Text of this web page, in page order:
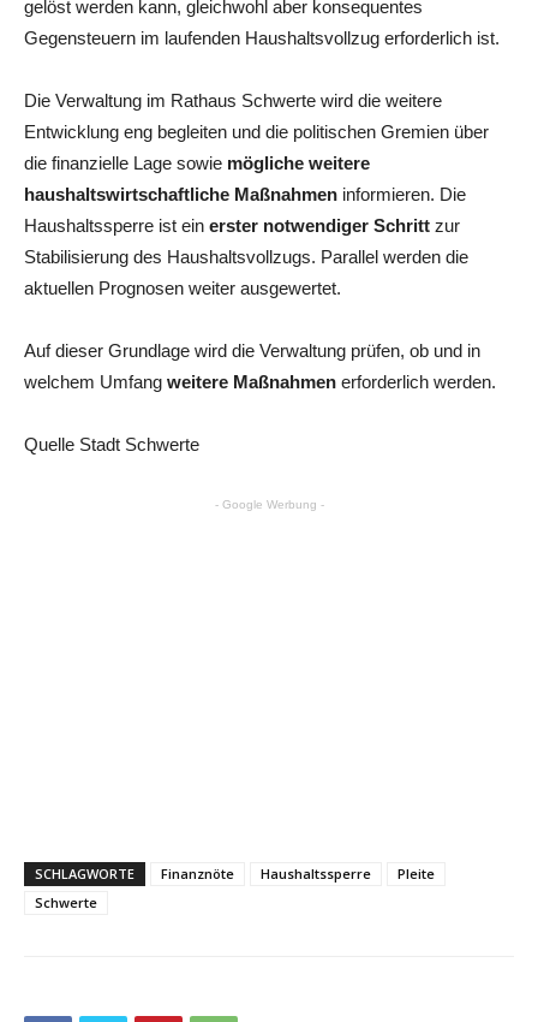
gelöst werden kann, gleichwohl aber konsequentes
Gegensteuern im laufenden Haushaltsvollzug erforderlich ist.
Die Verwaltung im Rathaus Schwerte wird die weitere
Entwicklung eng begleiten und die politischen Gremien über
die finanzielle Lage sowie mögliche weitere
haushaltswirtschaftliche Maßnahmen informieren. Die
Haushaltssperre ist ein erster notwendiger Schritt zur
Stabilisierung des Haushaltsvollzugs. Parallel werden die
aktuellen Prognosen weiter ausgewertet.
Auf dieser Grundlage wird die Verwaltung prüfen, ob und in
welchem Umfang weitere Maßnahmen erforderlich werden.
Quelle Stadt Schwerte
- Google Werbung -
SCHLAGWORTE Finanznöte Haushaltssperre
Pleite
Schwerte